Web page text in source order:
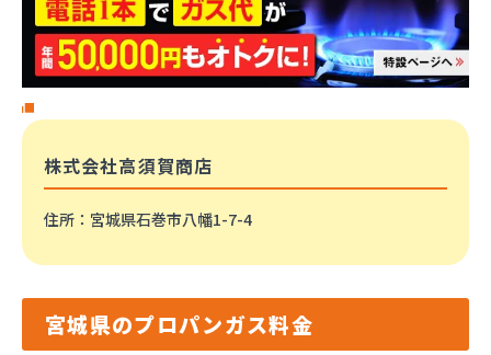
株式会社高須賀商店
住所 ：宮城県石巻市八幡1-7-4
宮城県のプロパンガス料金